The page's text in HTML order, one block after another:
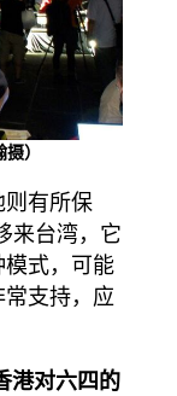
）
则有所保
来台湾，它
模式，可能
支持，应
港对六四的